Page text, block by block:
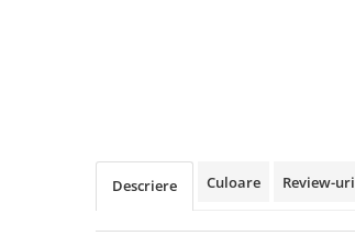
Descriere Culoare Review-uri